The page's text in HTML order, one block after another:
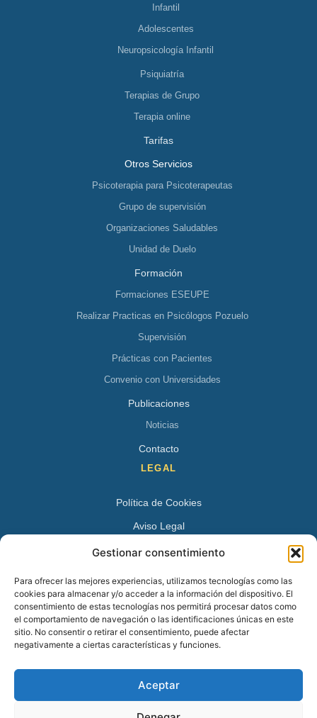
Gestionar consentimiento
Para ofrecer las mejores experiencias, utilizamos tecnologías como las
cookies para almacenar y/o acceder a la información del dispositivo. El
consentimiento de estas tecnologías nos permitirá procesar datos como
el comportamiento de navegación o las identificaciones únicas en este
sitio. No consentir o retirar el consentimiento, puede afectar
negativamente a ciertas características y funciones.
Aceptar
Infantil
Adolescentes
Neuropsicología Infantil
Psiquiatría
Terapias de Grupo
Terapia online
Tarifas
Otros Servicios
Psicoterapia para Psicoterapeutas
Grupo de supervisión
Organizaciones Saludables
Unidad de Duelo
Formación
Formaciones ESEUPE
Realizar Practicas en Psicólogos Pozuelo
Supervisión
Prácticas con Pacientes
Convenio con Universidades
Publicaciones
Noticias
Contacto
LEGAL
Política de Cookies
Aviso Legal
Política de Privacidad
Avenida Juan XXIII 15 B 28224 – Pozuelo de Alarcón,
Madrid
Tel:+34 913527728
+34 669 83 48 45
info@psicologospozuelo.es